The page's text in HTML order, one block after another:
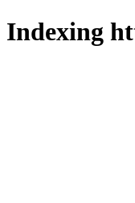
Indexing